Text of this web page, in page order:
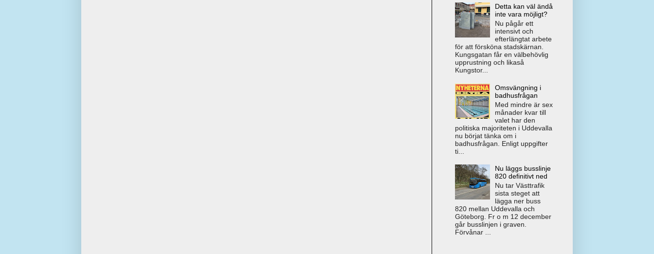
Detta kan väl ändå
inte vara möjligt?
Nu pågår ett
intensivt och
efterlängtat arbete
för att försköna stadskärnan.
Kungsgatan får en välbehövlig
upprustning och likaså
Kungstor...
Omsvängning i
badhusfrågan
Med mindre är sex
månader kvar till
valet har den
politiska majoriteten i Uddevalla
nu börjat tänka om i
badhusfrågan. Enligt uppgifter
ti...
Nu läggs busslinje
820 definitivt ned
Nu tar Västtrafik
sista steget att
lägga ner buss
820 mellan Uddevalla och
Göteborg. Fr o m 12 december
går busslinjen i graven.
Förvånar ...